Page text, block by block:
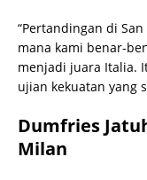
“Pertandingan di
mana kami benar-
menjadi juara Italia.
ujian kekuatan yang
Dumfries
Milan